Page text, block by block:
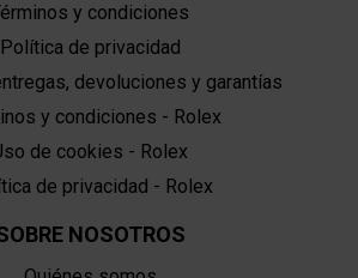
y condiciones
Política de privacidad
devoluciones y garantías
y condiciones - Rolex
de cookies - Rolex
de privacidad - Rolex
NOSOTROS